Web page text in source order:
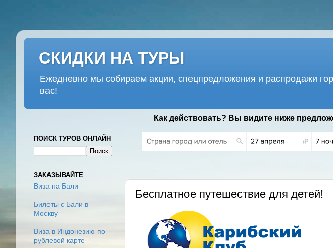
СКИДКИ НА ТУРЫ
Ежедневно мы собираем акции, спецпредложения и распродажи
вас!
Как действовать? Вы видите ниже
Бесплатное путешествие для детей!
ПОИСК ТУРОВ ОНЛАЙН
ЗАКАЗЫВАЙТЕ
Виза на Бали
Билеты с Бали в
Москву
Виза в Индонезию по
рублевой карте